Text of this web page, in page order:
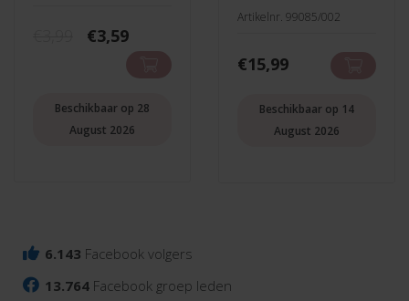
Oorspronkelijke
€3,99.
€3,59Huidige
prijs
is:
€3,59.
Beschikbaar op 28
August 2026
Artikelnr. 99085/002
€15,99
Beschikbaar op 14
August 2026
6.143 Facebook volgers
13.764 Facebook groep leden